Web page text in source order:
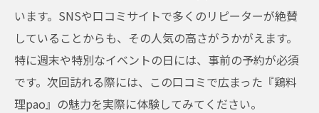
います。SNSや口コミサイトで多くのリピーターが絶賛
していることからも、その人気の高さがうかがえます。
特に週末や特別なイベントの日には、事前の予約が必須
です。次回訪れる際には、この口コミで広まった『鶏料
理pao』の魅力を実際に体験してみてください。